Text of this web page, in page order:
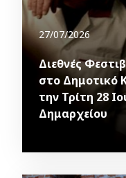
27/07/2026
Διεθνές
στο Δημοτικό
την Τρίτη 28
Δημαρχείου